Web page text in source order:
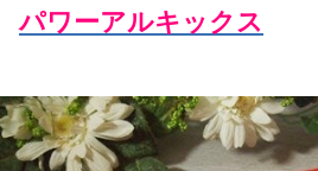
パワーアルキックス